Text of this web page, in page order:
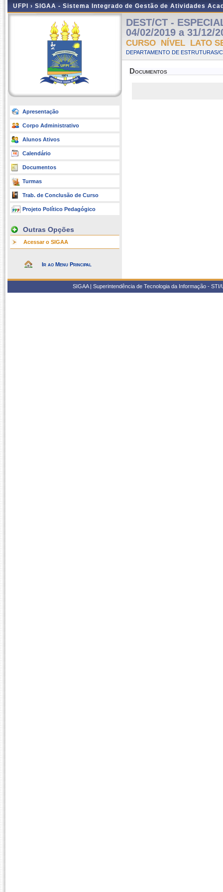
UFPI › SIGAA - Sistema Integrado de Gestão de Atividades
Apresentação
Corpo Administrativo
Alunos Ativos
Calendário
Documentos
Turmas
Trab. de Conclusão de Curso
Projeto Político Pedagógico
Outras Opções
Acessar o SIGAA
Ir ao Menu Principal
DEST/CT -
04/02/2019 a 31/12/
CURSO NÍVEL LATO
DEPARTAMENTO DE ESTRUTURAS/
Documentos
SIGAA | Superintendência de Tecnologia da Informação -